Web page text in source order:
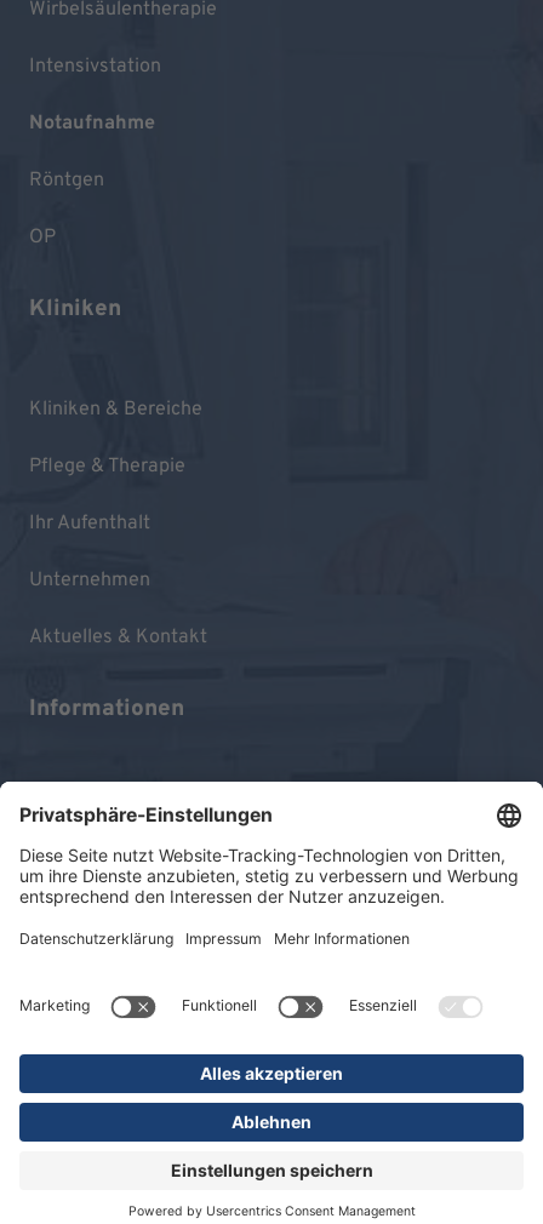
Wirbelsäulentherapie
Intensivstation
Notaufnahme
Röntgen
OP
Kliniken
Kliniken & Bereiche
Pflege & Therapie
Ihr Aufenthalt
Unternehmen
Aktuelles & Kontakt
Informationen
Impressum
Datenschutz
Sitemap
© 2026 KLINIKEN DR. ERLER